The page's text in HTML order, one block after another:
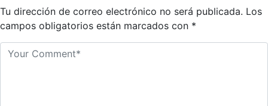
Tu dirección de correo electrónico no será publicada. Los
campos obligatorios están marcados con *